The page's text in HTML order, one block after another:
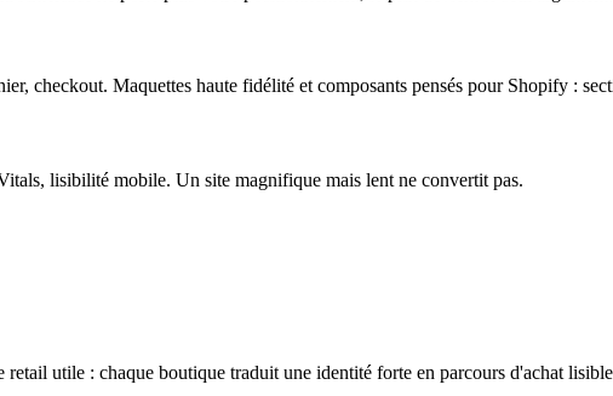
checkout. Maquettes haute fidélité et composants pensés pour Shopify :
lisibilité mobile. Un site magnifique mais lent ne convertit pas.
utile : chaque boutique traduit une identité forte en parcours d'achat